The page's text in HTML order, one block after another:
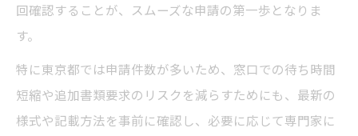
回確認することが、スムーズな申請の第一歩となりま
す。
特に東京都では申請件数が多いため、窓口での待ち時間
短縮や追加書類要求のリスクを減らすためにも、最新の
様式や記載方法を事前に確認し、必要に応じて専門家に